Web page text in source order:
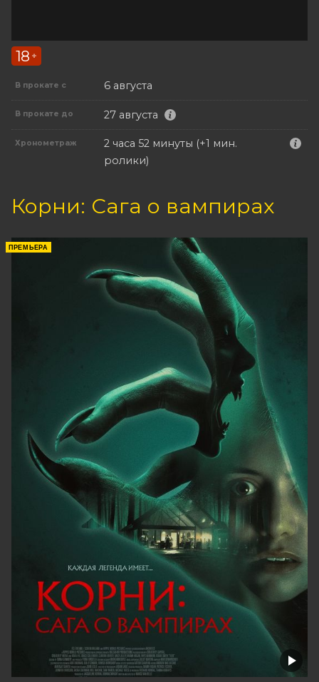
18 +
В прокате с 6 августа
В прокате до 27 августа
Хронометраж
2 часа 52 минуты (+1 мин.
ролики)
Корни: Сага о вампирах
ПРЕМЬЕРА